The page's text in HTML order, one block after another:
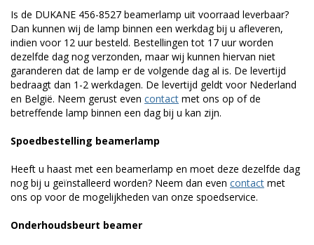
Is de DUKANE 456-8527 beamerlamp uit voorraad leverbaar?
Dan kunnen wij de lamp binnen een werkdag bij u afleveren,
indien voor 12 uur besteld. Bestellingen tot 17 uur worden
dezelfde dag nog verzonden, maar wij kunnen hiervan niet
garanderen dat de lamp er de volgende dag al is. De levertijd
bedraagt dan 1-2 werkdagen. De levertijd geldt voor Nederland
en België. Neem gerust even contact met ons op of de
betreffende lamp binnen een dag bij u kan zijn.
Spoedbestelling beamerlamp
Heeft u haast met een beamerlamp en moet deze dezelfde dag
nog bij u geïnstalleerd worden? Neem dan even contact met
ons op voor de mogelijkheden van onze spoedservice.
Onderhoudsbeurt beamer